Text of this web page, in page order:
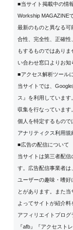
■当サイト掲載中の情
Workship MAGAZINE
最新のものと異なる可
合性、完全性、正確
もするものではあり
い合わせ窓口よりお知
■アクセス解析ツール
当サイトでは、
ス』を利用していま
収集を行なっています
個人を特定するもので
アナリティクス利用規
■広告の配信について
当サイトは第三者配信
す。広告配信事業者は
ユーザーの趣味・嗜
とがあります。また
よってサイトが紹介
アフィリエイトプログ
『afb』『アクセスト